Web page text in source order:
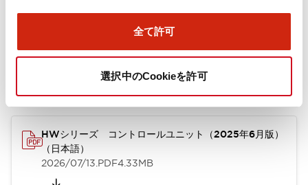
全て許可
選択中のCookieを許可
ドキュメントとファイル
取扱説明書 CAD 規格・認証
HWシリーズ コントロールユニット（2025年6月版）
（日本語）
2026/07/13.PDF4.33MB